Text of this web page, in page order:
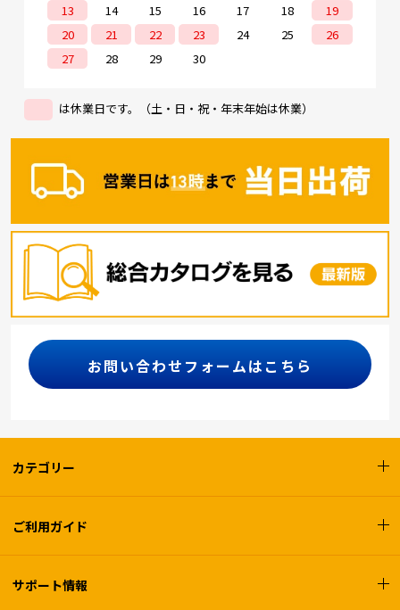
13
14 15 16 17 18
19
20
21 22 23 24 25
26
27
28 29 30
は休業日です。（土・日・祝・年末年始は休業）
お問い合わせフォームはこちら
カテゴリー
ご利用ガイド
サポート情報